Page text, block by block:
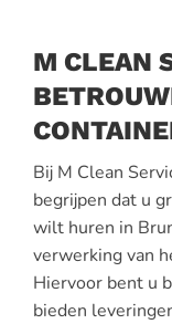
M CLEAN
Bij M Clean
begrijpen dat u
wilt huren in
verwerking van
Hiervoor bent u
bieden